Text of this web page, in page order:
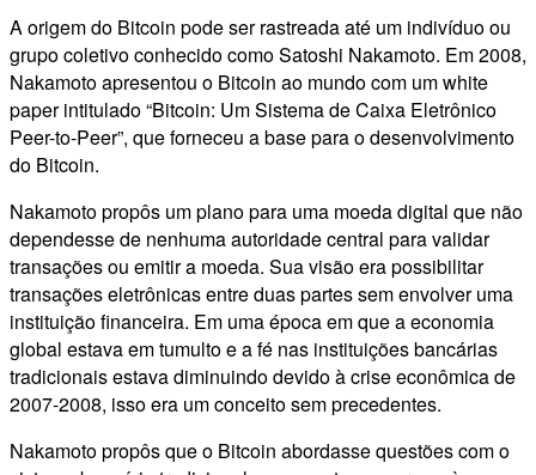
A origem do Bitcoin pode ser rastreada até um indivíduo ou
grupo coletivo conhecido como Satoshi Nakamoto. Em 2008,
Nakamoto apresentou o Bitcoin ao mundo com um white
paper intitulado “Bitcoin: Um Sistema de Caixa Eletrônico
Peer-to-Peer”, que forneceu a base para o desenvolvimento
do Bitcoin.
Nakamoto propôs um plano para uma moeda digital que não
dependesse de nenhuma autoridade central para validar
transações ou emitir a moeda. Sua visão era possibilitar
transações eletrônicas entre duas partes sem envolver uma
instituição financeira. Em uma época em que a economia
global estava em tumulto e a fé nas instituições bancárias
tradicionais estava diminuindo devido à crise econômica de
2007-2008, isso era um conceito sem precedentes.
Nakamoto propôs que o Bitcoin abordasse questões com o